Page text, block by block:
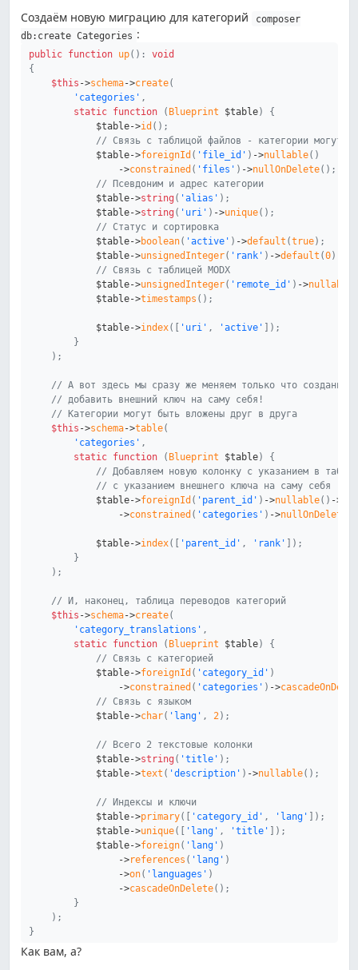
Создаём новую миграцию для категорий
composer
db:create Categories :
public function up( ) :
void
{
$this ->schema->create(
'categories' ,
static function ( Blueprint $table)
{
$table->id ( ) ;
// Связь с таблицой файлов - категории могут
$table->foreignId ( 'file_id' ) ->nullable( )
->constrained ( 'files' ) ->nullOnDelete( ) ;
// Псевдоним и адрес категории
$table->string ( 'alias' ) ;
$table->string ( 'uri' ) ->unique( ) ;
// Статус и сортировка
$table->boolean( 'active' ) ->default (true) ;
$table->unsignedInteger( 'rank' ) ->default (0)
// Связь с таблицей MODX
$table->unsignedInteger( 'remote_id' ) ->nullable
$table->timestamps ( ) ;
$table->index( [ 'uri' , 'active' ] ) ;
}
) ;
// А вот здесь мы сразу же меняем только что созданную
// добавить внешний ключ на саму себя!
// Категории могут быть вложены друг в друга
$this ->schema->table(
'categories' ,
static function ( Blueprint $table)
{
// Добавляем новую колонку с указанием в
// с указанием внешнего ключа на саму себя
$table->foreignId ( 'parent_id' ) ->nullable( ) ->
->constrained ( 'categories' ) ->nullOnDelete
$table->index( [ 'parent_id' , 'rank' ] ) ;
}
) ;
// И, наконец, таблица переводов категорий
$this ->schema->create(
'category_translations' ,
static function ( Blueprint $table)
{
// Связь с категорией
$table->foreignId ( 'category_id' )
->constrained ( 'categories' ) ->
// Связь с языком
$table->char( 'lang' , 2 ) ;
// Всего 2 текстовые колонки
$table->string ( 'title' ) ;
$table->text ( 'description' ) ->nullable( ) ;
// Индексы и ключи
$table->primary( [ 'category_id' , 'lang' ] ) ;
$table->unique( [ 'lang' , 'title' ] ) ;
$table->foreign( 'lang' )
->references ( 'lang' )
->on( 'languages' )
->cascadeOnDelete( ) ;
}
) ;
}
Как вам, а?